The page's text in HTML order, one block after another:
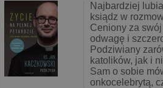
Najbardziej
ksiądz w
Ceniony za
odwagę i
Podziwiany
katolików, jak i
Sam o sobie
onkocelebrytą,